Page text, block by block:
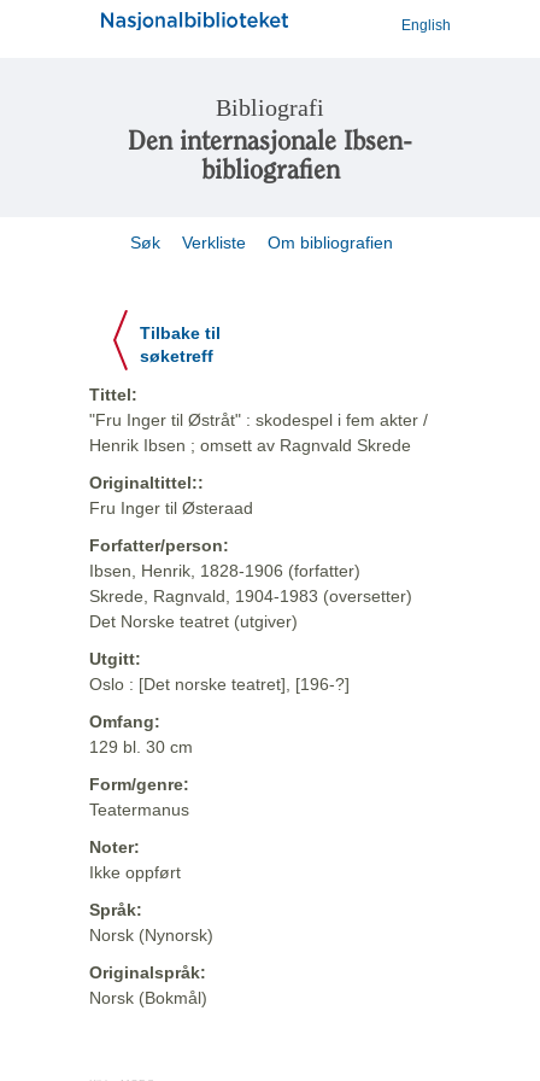
English
Bibliografi
Den internasjonale Ibsen-
bibliografien
Søk Verkliste Om bibliografien
Tilbake til
søketreff
Tittel:
"Fru Inger til Østråt" : skodespel i fem akter /
Henrik Ibsen ; omsett av Ragnvald Skrede
Originaltittel::
Fru Inger til Østeraad
Forfatter/person:
Ibsen, Henrik, 1828-1906 (forfatter)
Skrede, Ragnvald, 1904-1983 (oversetter)
Det Norske teatret (utgiver)
Utgitt:
Oslo : [Det norske teatret], [196-?]
Omfang:
129 bl. 30 cm
Form/genre:
Teatermanus
Noter:
Ikke oppført
Språk:
Norsk (Nynorsk)
Originalspråk:
Norsk (Bokmål)